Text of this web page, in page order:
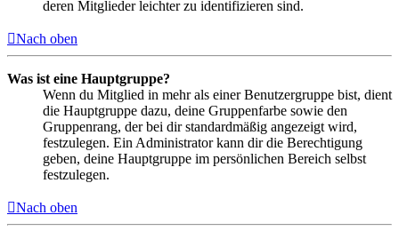
deren Mitglieder leichter zu identifizieren sind.
Nach oben
Was ist eine Hauptgruppe?
Wenn du Mitglied in mehr als einer Benutzergruppe bist, dient
die Hauptgruppe dazu, deine Gruppenfarbe sowie den
Gruppenrang, der bei dir standardmäßig angezeigt wird,
festzulegen. Ein Administrator kann dir die Berechtigung
geben, deine Hauptgruppe im persönlichen Bereich selbst
festzulegen.
Nach oben